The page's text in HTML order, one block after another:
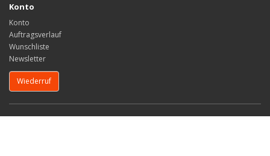
Konto
Konto
Auftragsverlauf
Wunschliste
Newsletter
Wiederruf